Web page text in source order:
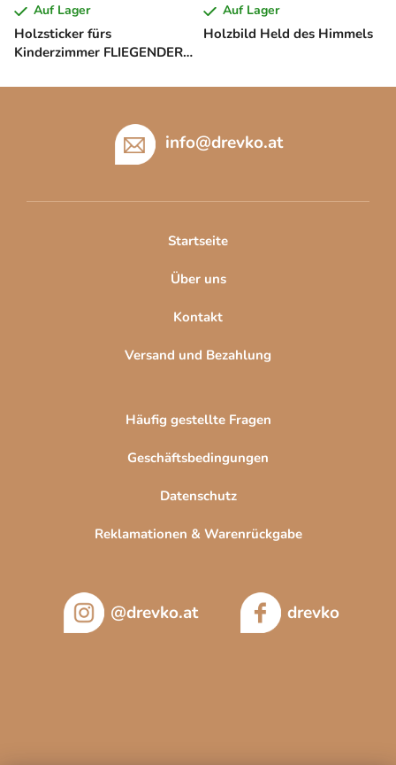
Holzsticker fürs
Kinderzimmer FLIEGENDER
Auf Lager
Holzbild Held des Himmels
Auf Lager
info@drevko.at
Startseite
Über uns
Kontakt
Versand und Bezahlung
Häufig gestellte Fragen
Geschäftsbedingungen
Datenschutz
Reklamationen & Warenrückgabe
@drevko.at drevko